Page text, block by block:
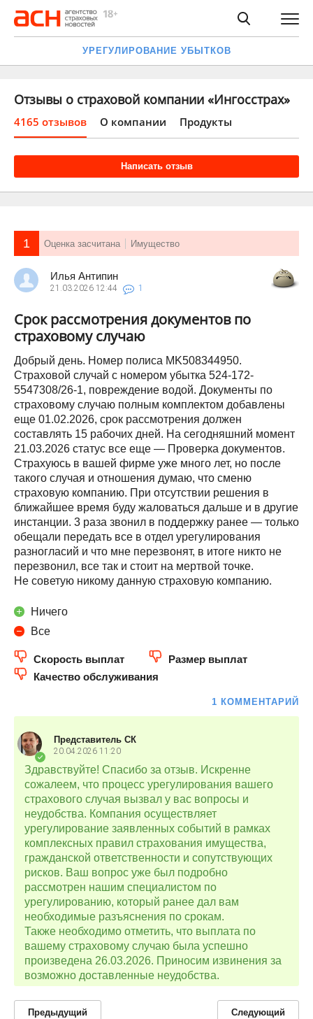
УРЕГУЛИРОВАНИЕ УБЫТКОВ
Отзывы о страховой компании «Ингосстрах»
4165 отзывов О компании Продукты
Написать отзыв
1 Оценка засчитана Имущество
Илья Антипин
21.03.2026 12:44 1
Срок рассмотрения документов по
страховому случаю
Добрый день. Номер полиса MK508344950.
Страховой случай с номером убытка 524-172-
5547308/26-1, повреждение водой. Документы по
страховому случаю полным комплектом добавлены
еще 01.02.2026, срок рассмотрения должен
составлять 15 рабочих дней. На сегодняшний момент
21.03.2026 статус все еще — Проверка документов.
Страхуюсь в вашей фирме уже много лет, но после
такого случая и отношения думаю, что сменю
страховую компанию. При отсутствии решения в
ближайшее время буду жаловаться дальше и в другие
инстанции. 3 раза звонил в поддержку ранее — только
обещали передать все в отдел урегулирования
разногласий и что мне перезвонят, в итоге никто не
перезвонил, все так и стоит на мертвой точке.
Не советую никому данную страховую компанию.
Ничего
Все
Скорость выплат
Размер выплат
Качество обслуживания
1 КОММЕНТАРИЙ
Представитель СК
20.04.2026 11:20
Здравствуйте! Спасибо за отзыв. Искренне
сожалеем, что процесс урегулирования вашего
страхового случая вызвал у вас вопросы и
неудобства. Компания осуществляет
урегулирование заявленных событий в рамках
комплексных правил страхования имущества,
гражданской ответственности и сопутствующих
рисков. Ваш вопрос уже был подробно
рассмотрен нашим специалистом по
урегулированию, который ранее дал вам
необходимые разъяснения по срокам.
Также необходимо отметить, что выплата по
вашему страховому случаю была успешно
произведена 26.03.2026. Приносим извинения за
возможно доставленные неудобства.
Предыдущий Следующий